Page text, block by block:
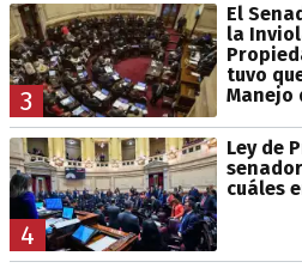
3
El
la
tuvo
Manejo
4
Ley de
cuáles